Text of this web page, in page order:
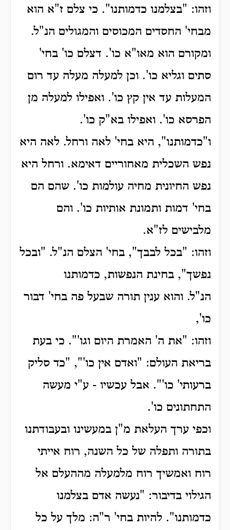
וזהו: "בצלמנו כדמותנו". כי צלם ז"א הוא
מבחי' החסדים המכוסים והמגולים הנ"ל.
ומקורם הוא מאו"א כו'. דצלם כו' בחי'
סתים וגליא כו'. וכן למעלה מעלה עד רום
המעלות עד אין קץ כו'. ואפילו למעלה מן
הפרסא כו'. ואפילו בא"ק כו'.
ו"כדמותנו", היא בחי' לאה ורחל. לאה היא
נפש השכלית מאחוריים דאימא. ורחל היא
נפש החיונית מחיה עולמות כו'. שהם הם
בחי' דמות ותמונת אותיות כו'. והם
מלבישים לז"א.
וזהו: "בכל לבבך", בחי' הצלם הנ"ל. "ובכל
נפשך", בחינת הנפשות, כדמותנו
הנ"ל. והוא ענין תורה שבעל פה בחי' דבור
כו',
וזהו: "את ה' האמרת היום וגו'". כי בעת
בריאת העולם: "ואדם אין כו'", "כד סליק
ברעותי' כו'". אבל עכשיו - ע"י מעשה
התחתונים כו'.
וכפי ערך העלאת מ"ן במעשינו ובעבודתנו
בתורה ותפלה של כל השנה, רוח אייתי
רוח ואמשיך רוח מלמעלה מההעלם אל
הגילוי בדיבור: "נעשה אדם בצלמנו
כדמותנו". להיות בחי' ר"ה: מלך על כל